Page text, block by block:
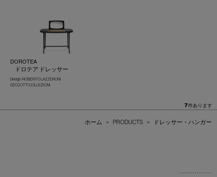
DOROTEA
ドロテア ドレッサー
Design : ROBERTO LAZZERONI
CECCOTTI COLLEZIONI
7件あります
ホーム > PRODUCTS > ドレッサー・ハンガー